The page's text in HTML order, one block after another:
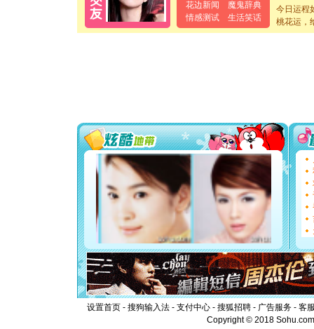
花边新闻
魔鬼辞典
情感测试
生活笑话
[元旦]当
泣，这痛
卖了。水
你太多，
要平安！
[圣诞节]
能正大
都要快乐
[圣诞节]
如意,快
[元旦]
看
断电。
你是我
[元旦]
起；二是
离。水晶
[元旦]当
泣，这痛
卖了。水
[春节]
风
颜！冬去
今日运程
桃花运，
设置首页 - 搜狗输入法 - 支付中心 - 搜狐招聘 - 广告服务 - 客
Copyright © 2018